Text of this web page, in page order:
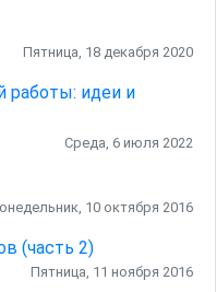
Пятница, 18 декабря 2020
работы: идеи и
Среда, 6 июля 2022
10 октября 2016
(часть 2)
Пятница, 11 ноября 2016